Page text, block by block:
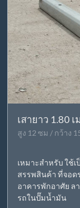
เสายาว 1.80
สูง 12 ซม / กว้าง
เหมาะสำหรับ ใช้
สรรพสินค้า ที่จอด
อาคารพักอาศัย ล
รถในปั๊มน้ำมัน